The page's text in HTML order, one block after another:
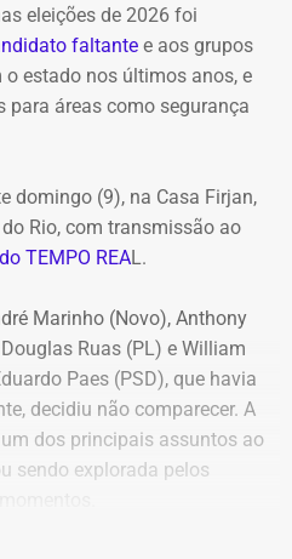
eleições de 2026 foi
faltante e aos grupos
estado nos últimos anos, e
para áreas como segurança
domingo (9), na Casa Firjan,
Rio, com transmissão ao
TEMPO REAL.
Marinho (Novo), Anthony
Ruas (PL) e William
Paes (PSD), que havia
decidiu não comparecer. A
dos principais assuntos ao
sendo explorada pelos